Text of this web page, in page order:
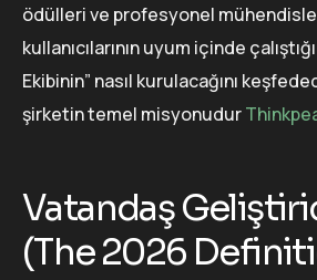
ödülleri ve profesyonel
kullanıcılarının uyum içinde
Ekibinin” nasıl kurulacağını
şirketin temel misyonudur
Vatandaş
(The 2026